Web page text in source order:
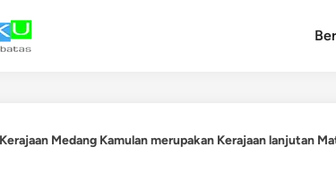
Kerajaan Medang Kamulan merupakan Kerajaan lanjutan